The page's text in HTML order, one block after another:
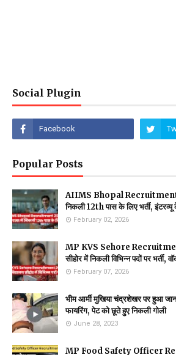
Social Plugin
Popular Posts
AIIMS Bhopal Recruitment
निकली 12th पास के लिए भर्ती, इंटरव्यू के
February 02, 2026
MP KVS Sehore
सीहोर में निकली विभिन्न पदों पर भर्ती,
February 07, 2026
भीम आर्मी मुखिया चंद्रशेखर पर हुआ
फायरिंग, पेट को छूते हुए निकली गोली
June 28, 2023
MP Food Safety Officer